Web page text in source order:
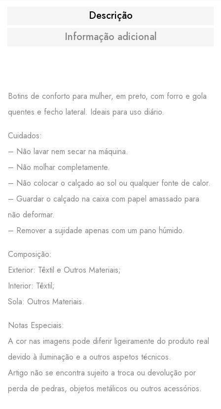
Descrição
Informação adicional
Botins de conforto para mulher, em preto, com forro e gola
quentes e fecho lateral. Ideais para uso diário.
Cuidados:
– Não lavar nem secar na máquina.
– Não molhar completamente.
– Não colocar o calçado ao sol ou qualquer fonte de calor.
– Guardar o calçado na caixa com papel amassado para
não deformar.
– Remover a sujidade apenas com um pano húmido.
Composição:
Exterior: Têxtil e Outros Materiais;
Interior: Têxtil;
Sola: Outros Materiais.
Notas Especiais:
A cor nas imagens pode diferir ligeiramente do produto real
devido à iluminação e a outros aspetos técnicos.
Artigo não se encontra sujeito a troca ou devolução por
perda de pedras, objetos metálicos ou outros acessórios.